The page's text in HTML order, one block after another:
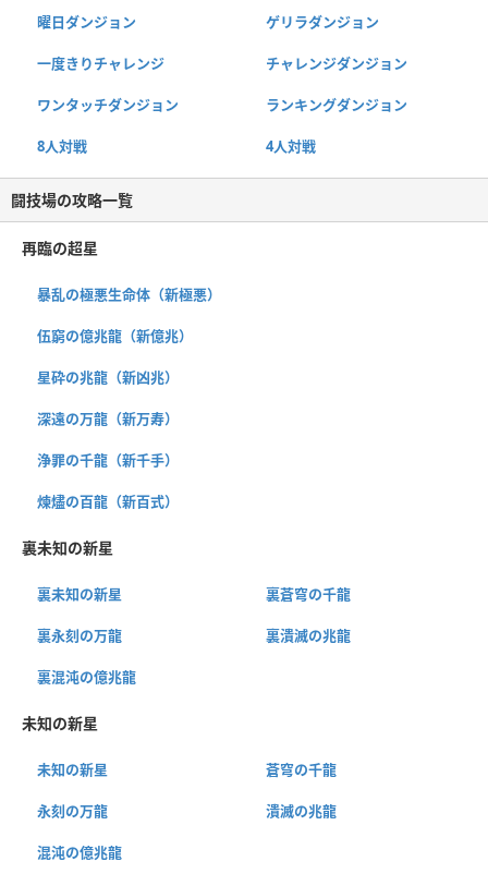
曜日ダンジョン ゲリラダンジョン
一度きりチャレンジ チャレンジダンジョン
ワンタッチダンジョン ランキングダンジョン
8人対戦 4人対戦
闘技場の攻略一覧
再臨の超星
暴乱の極悪生命体（新極悪）
伍窮の億兆龍（新億兆）
星砕の兆龍（新凶兆）
深遠の万龍（新万寿）
浄罪の千龍（新千手）
煉燼の百龍（新百式）
裏未知の新星
裏未知の新星 裏蒼穹の千龍
裏永刻の万龍 裏潰滅の兆龍
裏混沌の億兆龍
未知の新星
未知の新星 蒼穹の千龍
永刻の万龍 潰滅の兆龍
混沌の億兆龍